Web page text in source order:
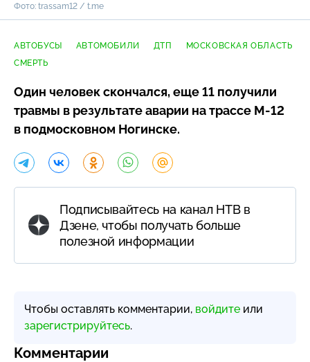
Фото: trassam12 / t.me
АВТОБУСЫ АВТОМОБИЛИ ДТП
МОСКОВСКАЯ ОБЛАСТЬ
СМЕРТЬ
Один человек скончался, еще 11 получили
травмы в результате аварии на трассе М-12
в подмосковном Ногинске.
Подписывайтесь на канал НТВ в
Дзене, чтобы получать больше
полезной информации
Чтобы оставлять комментарии, войдите или
зарегистрируйтесь.
Комментарии